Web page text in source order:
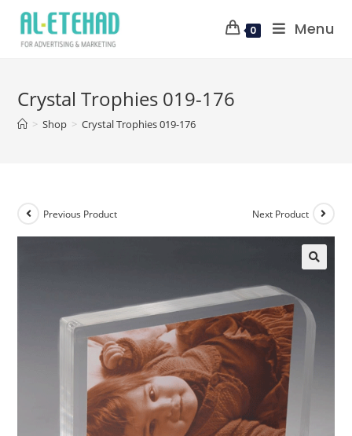
0 Menu
Crystal Trophies 019-176
> Shop > Crystal Trophies 019-176
Previous Product Next Product